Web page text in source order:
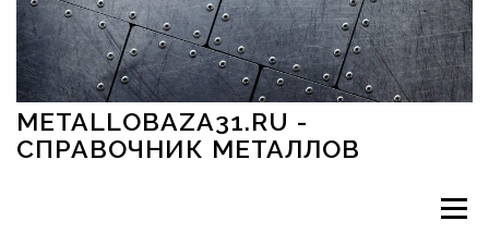
Перейти к содержимому
METALLOBAZA31.RU -
СПРАВОЧНИК МЕТАЛЛОВ
Меню